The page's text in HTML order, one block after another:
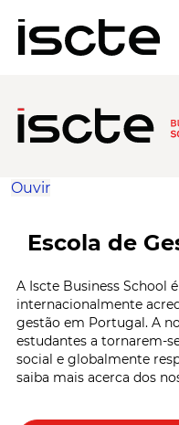
Ouvir
Escola de
A Iscte Business School
internacionalmente
gestão em Portugal. A
estudantes a tornarem-
social e globalmente
saiba mais acerca dos